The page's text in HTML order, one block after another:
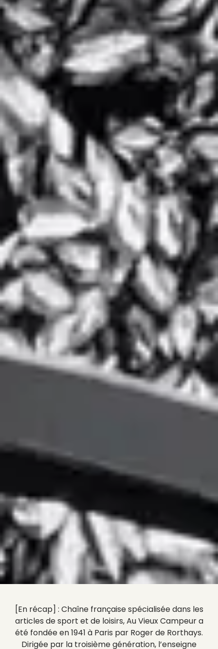
[En récap] : Chaîne française spécialisée dans les
articles de sport et de loisirs, Au Vieux Campeur a
été fondée en 1941 à Paris par Roger de Rorthays.
Dirigée par la troisième génération, l’enseigne